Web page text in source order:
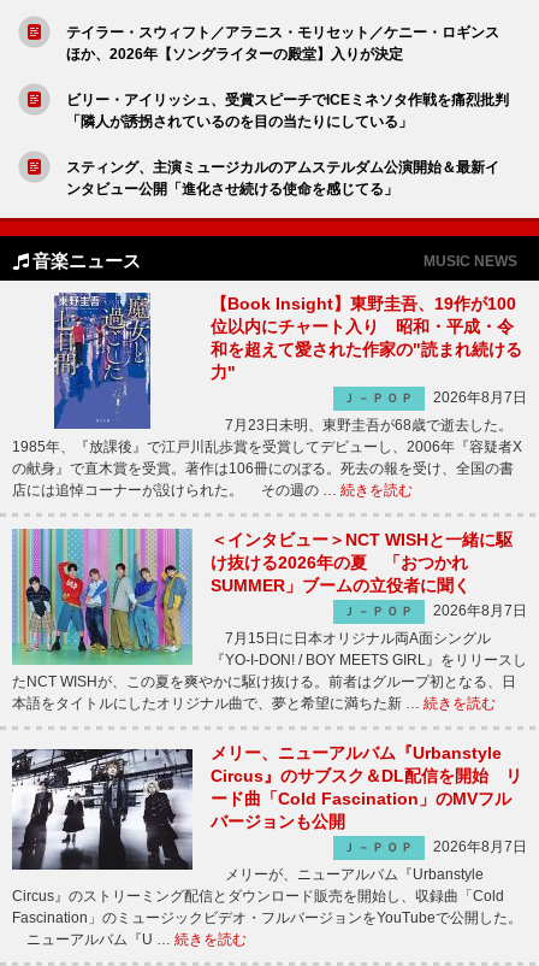
テイラー・スウィフト／アラニス・モリセット／ケニー・ロギンス
ほか、2026年【ソングライターの殿堂】入りが決定
ビリー・アイリッシュ、受賞スピーチでICEミネソタ作戦を痛烈批判
「隣人が誘拐されているのを目の当たりにしている」
スティング、主演ミュージカルのアムステルダム公演開始＆最新イ
ンタビュー公開「進化させ続ける使命を感じてる」
音楽ニュース MUSIC NEWS
【Book Insight】東野圭吾、19作が100
位以内にチャート入り 昭和・平成・令
和を超えて愛された作家の"読まれ続ける
力"
Ｊ－ＰＯＰ
2026年8月7日
7月23日未明、東野圭吾が68歳で逝去した。
1985年、『放課後』で江戸川乱歩賞を受賞してデビューし、2006年『容疑者X
の献身』で直木賞を受賞。著作は106冊にのぼる。死去の報を受け、全国の書
店には追悼コーナーが設けられた。 その週の … 続きを読む
＜インタビュー＞NCT WISHと一緒に駆
け抜ける2026年の夏 「おつかれ
SUMMER」ブームの立役者に聞く
Ｊ－ＰＯＰ
2026年8月7日
7月15日に日本オリジナル両A面シングル
『YO-I-DON! / BOY MEETS GIRL』をリリースし
たNCT WISHが、この夏を爽やかに駆け抜ける。前者はグループ初となる、日
本語をタイトルにしたオリジナル曲で、夢と希望に満ちた新 … 続きを読む
メリー、ニューアルバム『Urbanstyle
Circus』のサブスク＆DL配信を開始 リ
ード曲「Cold Fascination」のMVフル
バージョンも公開
Ｊ－ＰＯＰ
2026年8月7日
メリーが、ニューアルバム『Urbanstyle
Circus』のストリーミング配信とダウンロード販売を開始し、収録曲「Cold
Fascination」のミュージックビデオ・フルバージョンをYouTubeで公開した。
ニューアルバム『U … 続きを読む